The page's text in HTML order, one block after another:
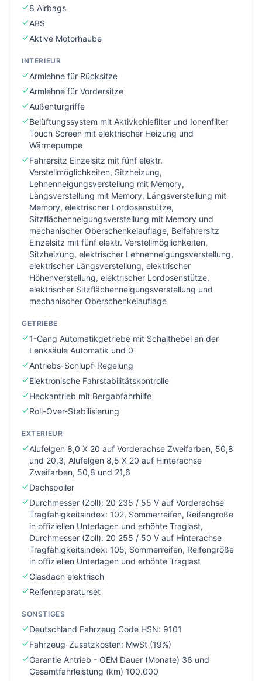
8 Airbags
ABS
Aktive Motorhaube
INTERIEUR
Armlehne für Rücksitze
Armlehne für Vordersitze
Außentürgriffe
Belüftungssystem mit Aktivkohlefilter und Ionenfilter
Touch Screen mit elektrischer Heizung und
Wärmepumpe
Fahrersitz Einzelsitz mit fünf elektr.
Verstellmöglichkeiten, Sitzheizung,
Lehnenneigungsverstellung mit Memory,
Längsverstellung mit Memory, Längsverstellung mit
Memory, elektrischer Lordosenstütze,
Sitzflächenneigungsverstellung mit Memory und
mechanischer Oberschenkelauflage, Beifahrersitz
Einzelsitz mit fünf elektr. Verstellmöglichkeiten,
Sitzheizung, elektrischer Lehnenneigungsverstellung,
elektrischer Längsverstellung, elektrischer
Höhenverstellung, elektrischer Lordosenstütze,
elektrischer Sitzflächenneigungsverstellung und
mechanischer Oberschenkelauflage
GETRIEBE
1-Gang Automatikgetriebe mit Schalthebel an der
Lenksäule Automatik und 0
Antriebs-Schlupf-Regelung
Elektronische Fahrstabilitätskontrolle
Heckantrieb mit Bergabfahrhilfe
Roll-Over-Stabilisierung
EXTERIEUR
Alufelgen 8,0 X 20 auf Vorderachse Zweifarben, 50,8
und 20,3, Alufelgen 8,5 X 20 auf Hinterachse
Zweifarben, 50,8 und 21,6
Dachspoiler
Durchmesser (Zoll): 20 235 / 55 V auf Vorderachse
Tragfähigkeitsindex: 102, Sommerreifen, Reifengröße
in offiziellen Unterlagen und erhöhte Traglast,
Durchmesser (Zoll): 20 255 / 50 V auf Hinterachse
Tragfähigkeitsindex: 105, Sommerreifen, Reifengröße
in offiziellen Unterlagen und erhöhte Traglast
Glasdach elektrisch
Reifenreparaturset
SONSTIGES
Deutschland Fahrzeug Code HSN: 9101
Fahrzeug-Zusatzkosten: MwSt (19%)
Garantie Antrieb - OEM Dauer (Monate) 36 und
Gesamtfahrleistung (km) 100.000